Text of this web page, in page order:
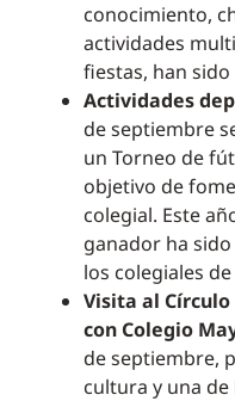
conocimiento,
actividades
fiestas, han
Actividades
de septiembre
un Torneo de
objetivo de
colegial. Este
ganador ha
los colegiales
Visita al
con Colegio
de septiembre,
cultura y una de